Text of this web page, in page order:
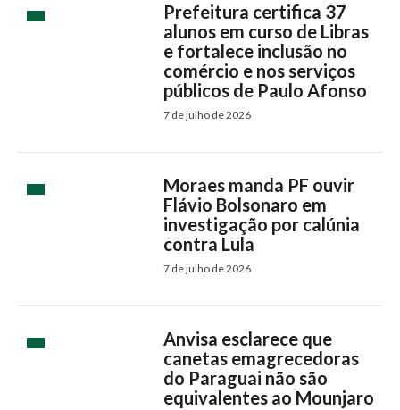
Prefeitura certifica 37
alunos em curso de Libras
e fortalece inclusão no
comércio e nos serviços
públicos de Paulo Afonso
7 de julho de 2026
Moraes manda PF ouvir
Flávio Bolsonaro em
investigação por calúnia
contra Lula
7 de julho de 2026
Anvisa esclarece que
canetas emagrecedoras
do Paraguai não são
equivalentes ao Mounjaro